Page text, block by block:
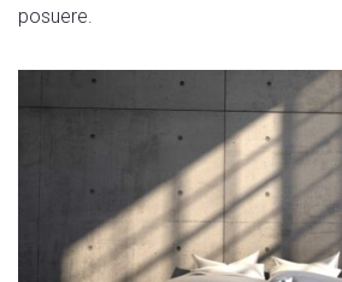
posuere.